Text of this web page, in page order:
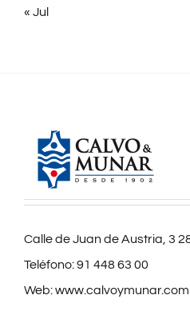
« Jul
Calle de Juan de Austria, 3
Teléfono:91 448 63 00
Web:www.calvoymunar.com